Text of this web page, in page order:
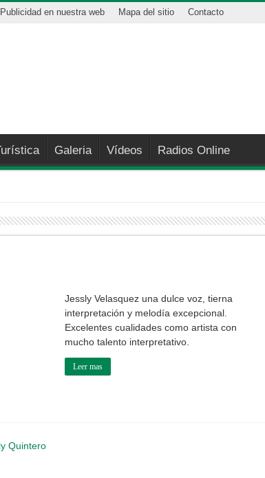
Publicidad en nuestra web Mapa del sitio Contacto
Galeria Vídeos Radios Online
Jessly Velasquez una dulce voz, tierna
interpretación y melodía excepcional.
Excelentes cualidades como artista con
mucho talento interpretativo.
Leer mas
Quintero